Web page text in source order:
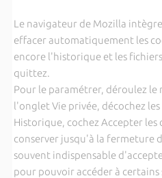
Le navigateur de Mozilla
effacer automatiquement les
encore l'historique et les
quittez.
Pour le paramétrer, déroulez
l'onglet Vie privée, décochez les
Historique, cochez Accepter les
conserver jusqu'à la fermeture
souvent indispensable
pour pouvoir accéder à certains